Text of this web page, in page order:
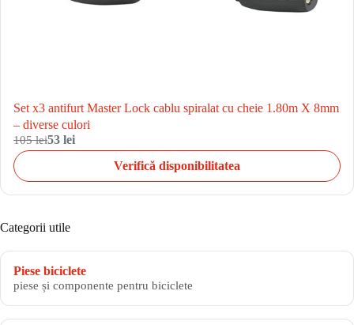
Set x3 antifurt Master Lock cablu spiralat cu cheie 1.80m X 8mm
– diverse culori
105 lei53 lei
Verifică disponibilitatea
Categorii utile
Piese biciclete
piese și componente pentru biciclete